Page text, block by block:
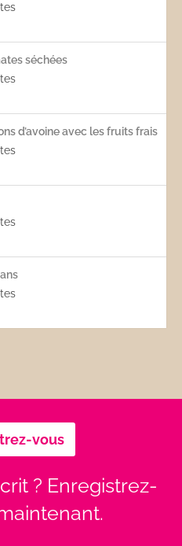
séchées
d’avoine avec les fruits frais
vous
? Enregistrez-